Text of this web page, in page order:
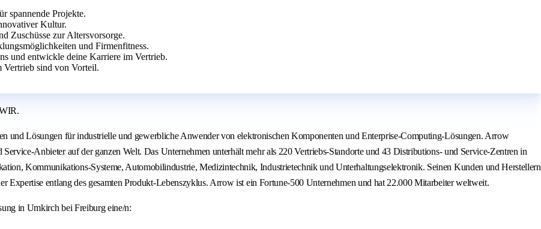
spannende Projekte.
Kultur.
Zuschüsse zur Altersvorsorge.
und Firmenfitness.
und entwickle deine Karriere im Vertrieb.
sind von Vorteil.
und Lösungen für industrielle und gewerbliche Anwender von elektronischen Komponenten und Enterprise-Computing-Lösungen. Arrow
Anbieter auf der ganzen Welt. Das Unternehmen unterhält mehr als 220 Vertriebs-Standorte und 43 Distributions- und Service-Zentren in
Kommunikations-Systeme, Automobilindustrie, Medizintechnik, Industrietechnik und Unterhaltungselektronik. Seinen Kunden und Herstellern
Expertise entlang des gesamten Produkt-Lebenszyklus. Arrow ist ein Fortune-500 Unternehmen und hat 22.000 Mitarbeiter weltweit.
in Umkirch bei Freiburg eine/n: